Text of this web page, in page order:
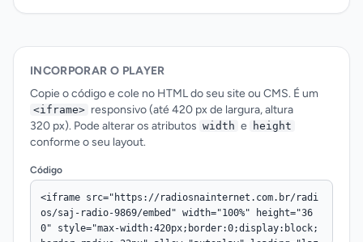
INCORPORAR O PLAYER
Copie o código e cole no HTML do seu site ou CMS. É um
<iframe> responsivo (até 420 px de largura, altura
320 px). Pode alterar os atributos width e height
conforme o seu layout.
Código